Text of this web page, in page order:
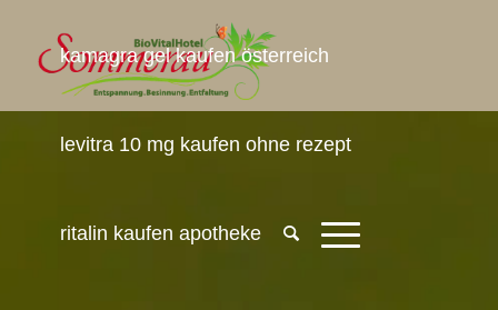
kamagra gel kaufen österreich
levitra 10 mg kaufen ohne rezept
ritalin kaufen apotheke